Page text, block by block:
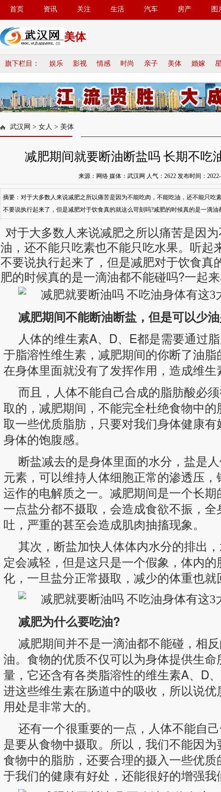
首页 资讯 关注 生活 汽车 房产 图
美体
旗下栏目： 娱乐 影视 情感 时尚 亲子 美体 婚嫁
武汉网 > 女人 > 美体
减肥期间就要断油断盐吗 长期不吃
来源：网络 媒体：武汉网 人气： 2622 发布时间：
摘要：对于大多数人来说减肥之所以痛苦是因为不能吃肉，不能吃油，还不能只吃
不要说执行起来了，但是减肥对于饮食真的就这么苛刻吗?减肥的时候真的是一滴
油脂的话，这些维生素在身体里面就没有了发挥作用，造成维生素的缺失。而且，
对于大多数人来说减肥之所以痛苦是因
油，还不能只吃素也不能只吃水果。听起
不要说执行起来了，但是减肥对于饮食真
肥的时候真的是一滴油都不能碰吗?一起
减肥期间不能断油断盐，但是可以少
人体的维生素A、D、E都是需要通过
于脂溶性维生素，减肥期间的你断了油
在身体里面就没有了发挥作用，造成维生
而且，人体不能自己合成的脂肪酸必
取的，减肥期间，不能完全杜绝食物中
取一些优质脂肪，只要对我们身体健康
身体的饱腹感。
断盐减去的是身体里面的水分，盐是
元素，可以维持人体细胞正常的渗透压
运作的电解质之一。减肥期间是一个长
一点盐分都不摄取，会造成食欲不振，
吐，严重的甚至会造成肌肉抽搐现象。
其次，断盐加快人体体内水分的排出
定会减轻，但是这只是一个假象，体内
化，一旦盐分正常摄取，减少的体重也就
减肥为什么要吃油?
减肥期间并不是一滴油都不能碰，相
油。食物的优质不仅可以为身体提供生
量，它还含有各类脂溶性的维生素A、D
进这些维生素在肠道中的吸收，所以说
用处是非常大的。
还有一个很重要的一点，人体不能自
是要从食物中摄取。所以，我们不能因
食物中的脂肪，还要合理的摄入一些优
于我们的健康有好处，还能很好的增强